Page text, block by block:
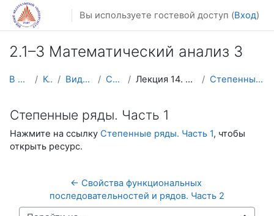
Перейти к основному содержанию
Вы используете гостевой доступ (Вход)
2.1–3 Математический анализ 3
В начало Курсы Видеолекции Calculus3 Лекция 14. Степенные ряды Степенные ряды. Часть 1
Степенные ряды. Часть 1
Нажмите на ссылку Степенные ряды. Часть 1, чтобы
открыть ресурс.
← Свойства функциональных
последовательностей и рядов. Часть 2